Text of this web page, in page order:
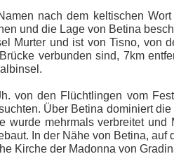
nach dem keltischen
und die Lage von Betina
Murter und ist von Tisno, von
verbunden sind, 7km
von den Flüchtlingen vom
Über Betina dominiert
wurde mehrmals verbreitet und
In der Nähe von Betina, auf
Kirche der Madonna von